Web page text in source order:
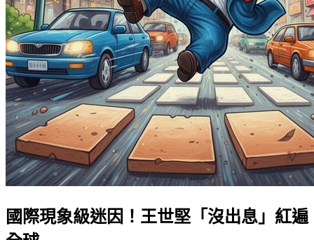
國際現象級迷因！王世堅「沒出息」紅遍